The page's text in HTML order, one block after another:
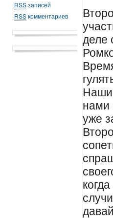
RSSзаписей
RSSкомментариев
деле
Наши
нами
уже